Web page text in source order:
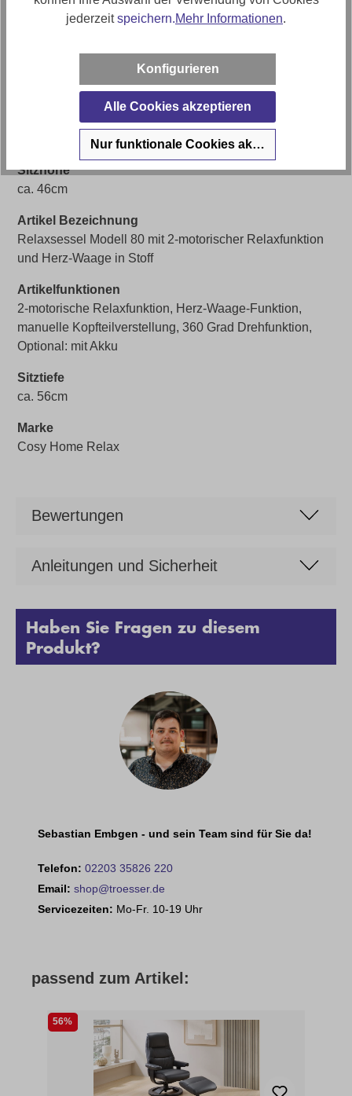
Sofort Lieferbar 🚚
Stoff Mystery
Artikelabmessungen
Breite: ca. 72cm, Tiefe: ca. 87cm, Höhe: ca. 107cm
Sitzhöhe
ca. 46cm
Artikel Bezeichnung
Relaxsessel Modell 80 mit 2-motorischer Relaxfunktion
und Herz-Waage in Stoff
Artikelfunktionen
2-motorische Relaxfunktion, Herz-Waage-Funktion,
manuelle Kopfteilverstellung, 360 Grad Drehfunktion,
Optional: mit Akku
Sitztiefe
ca. 56cm
Marke
Cosy Home Relax
Bewertungen
Anleitungen und Sicherheit
Haben Sie Fragen zu diesem
Produkt?
Sebastian Embgen - und sein Team sind für Sie da!
Telefon: 02203 35826 220
Email: shop@troesser.de
Servicezeiten: Mo-Fr. 10-19 Uhr
passend zum Artikel:
56%
jederzeitspeichern.Mehr Informationen.
Konfigurieren
Alle Cookies akzeptieren
Nur funktionale Cookies akzeptieren